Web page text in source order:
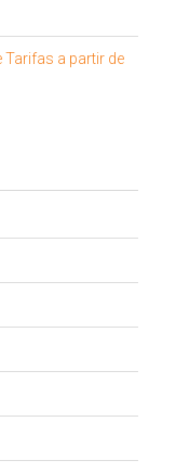
Tarifas a partir de